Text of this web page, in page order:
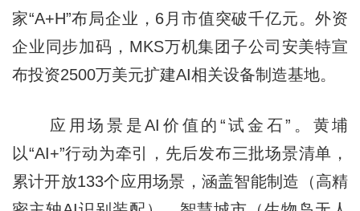
家“A+H”布局企业，6月市值突破千亿元。外资
企业同步加码，MKS万机集团子公司安美特宣
布投资2500万美元扩建AI相关设备制造基地。
应用场景是AI价值的“试金石”。黄埔
以“AI+”行动为牵引，先后发布三批场景清单，
累计开放133个应用场景，涵盖智能制造（高精